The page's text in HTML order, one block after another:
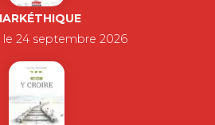
le 24 septembre 2026